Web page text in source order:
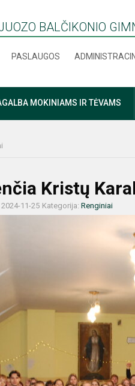
BALČIKONIO
PASLAUGOS
MOKINIAMS IR TĖVAMS
Kristų
11-25 Kategorija: Renginiai